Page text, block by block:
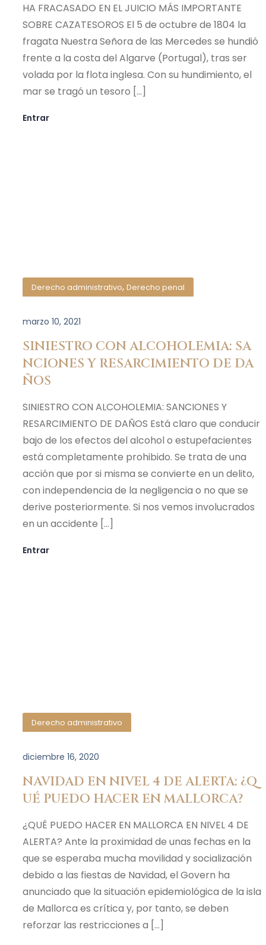
HA FRACASADO EN EL JUICIO MÁS IMPORTANTE
SOBRE CAZATESOROS El 5 de octubre de 1804 la
fragata Nuestra Señora de las Mercedes se hundió
frente a la costa del Algarve (Portugal), tras ser
volada por la flota inglesa. Con su hundimiento, el
mar se tragó un tesoro […]
Entrar
Derecho administrativo, Derecho penal
marzo 10, 2021
SINIESTRO CON ALCOHOLEMIA: SA
NCIONES Y RESARCIMIENTO DE DA
ÑOS
SINIESTRO CON ALCOHOLEMIA: SANCIONES Y
RESARCIMIENTO DE DAÑOS Está claro que conducir
bajo de los efectos del alcohol o estupefacientes
está completamente prohibido. Se trata de una
acción que por si misma se convierte en un delito,
con independencia de la negligencia o no que se
derive posteriormente. Si nos vemos involucrados
en un accidente […]
Entrar
Derecho administrativo
diciembre 16, 2020
NAVIDAD EN NIVEL 4 DE ALERTA: ¿Q
UÉ PUEDO HACER EN MALLORCA?
¿QUÉ PUEDO HACER EN MALLORCA EN NIVEL 4 DE
ALERTA? Ante la proximidad de unas fechas en la
que se esperaba mucha movilidad y socialización
debido a las fiestas de Navidad, el Govern ha
anunciado que la situación epidemiológica de la isla
de Mallorca es crítica y, por tanto, se deben
reforzar las restricciones a […]